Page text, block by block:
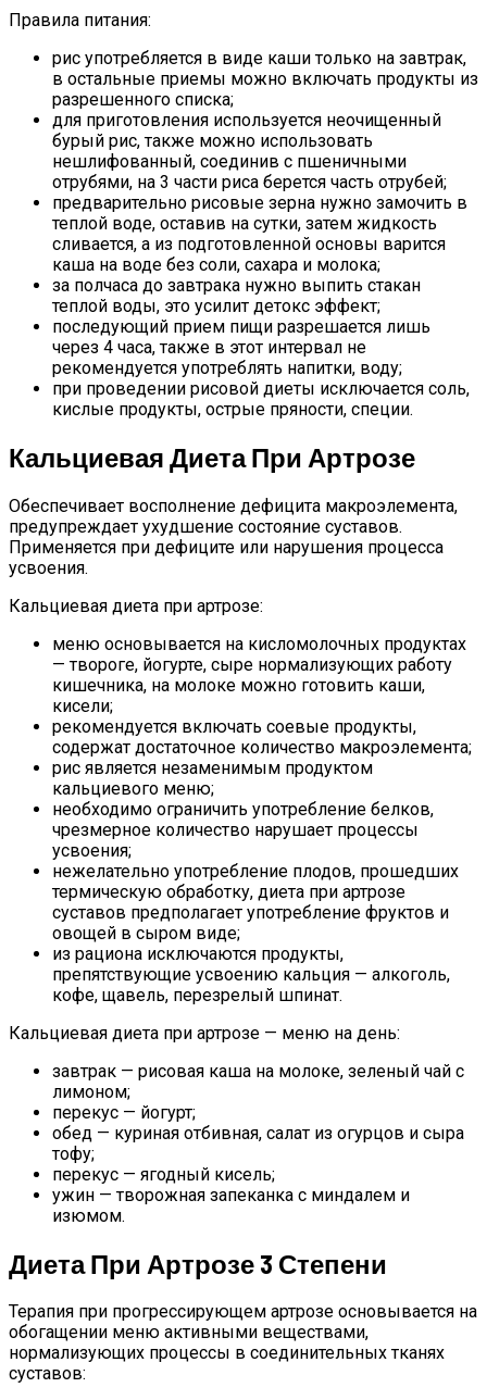
Правила питания:
рис употребляется в виде каши только на завтрак,
в остальные приемы можно включать продукты из
разрешенного списка;
для приготовления используется неочищенный
бурый рис, также можно использовать
нешлифованный, соединив с пшеничными
отрубями, на 3 части риса берется часть отрубей;
предварительно рисовые зерна нужно замочить в
теплой воде, оставив на сутки, затем жидкость
сливается, а из подготовленной основы варится
каша на воде без соли, сахара и молока;
за полчаса до завтрака нужно выпить стакан
теплой воды, это усилит детокс эффект;
последующий прием пищи разрешается лишь
через 4 часа, также в этот интервал не
рекомендуется употреблять напитки, воду;
при проведении рисовой диеты исключается соль,
кислые продукты, острые пряности, специи.
Кальциевая Диета При Артрозе
Обеспечивает восполнение дефицита макроэлемента,
предупреждает ухудшение состояние суставов.
Применяется при дефиците или нарушения процесса
усвоения.
Кальциевая диета при артрозе:
меню основывается на кисломолочных продуктах
— твороге, йогурте, сыре нормализующих работу
кишечника, на молоке можно готовить каши,
кисели;
рекомендуется включать соевые продукты,
содержат достаточное количество макроэлемента;
рис является незаменимым продуктом
кальциевого меню;
необходимо ограничить употребление белков,
чрезмерное количество нарушает процессы
усвоения;
нежелательно употребление плодов, прошедших
термическую обработку, диета при артрозе
суставов предполагает употребление фруктов и
овощей в сыром виде;
из рациона исключаются продукты,
препятствующие усвоению кальция — алкоголь,
кофе, щавель, перезрелый шпинат.
Кальциевая диета при артрозе — меню на день:
завтрак — рисовая каша на молоке, зеленый чай с
лимоном;
перекус — йогурт;
обед — куриная отбивная, салат из огурцов и сыра
тофу;
перекус — ягодный кисель;
ужин — творожная запеканка с миндалем и
изюмом.
Диета При Артрозе 3 Степени
Терапия при прогрессирующем артрозе основывается на
обогащении меню активными веществами,
нормализующих процессы в соединительных тканях
суставов: